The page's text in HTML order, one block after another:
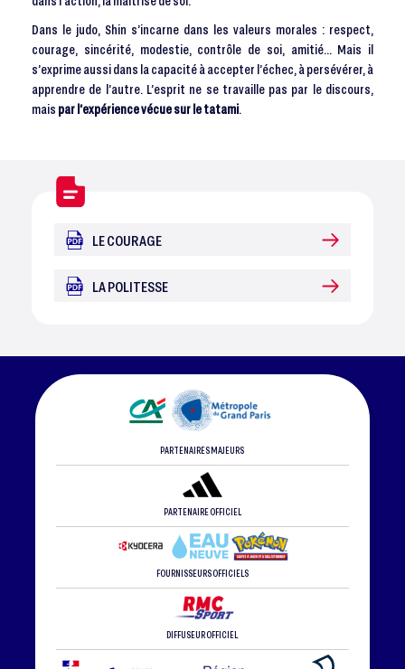
Dans le judo, Shin s’incarne dans les valeurs morales : respect,
courage, sincérité, modestie, contrôle de soi, amitié… Mais il
s’exprime aussi dans la capacité à accepter l’échec, à persévérer, à
apprendre de l’autre. L’esprit ne se travaille pas par le discours,
mais par l’expérience vécue sur le tatami.
LE COURAGE
LA POLITESSE
PARTENAIRES MAJEURS
PARTENAIRE OFFICIEL
FOURNISSEURS OFFICIELS
DIFFUSEUR OFFICIEL